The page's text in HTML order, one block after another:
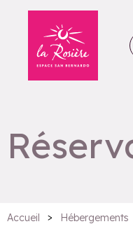
Accueil > Hébergements